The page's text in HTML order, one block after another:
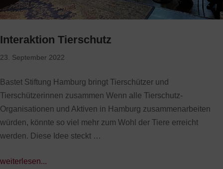
Interaktion Tierschutz
23. September 2022
Bastet Stiftung Hamburg bringt Tierschützer und
Tierschützerinnen zusammen Wenn alle Tierschutz-
Organisationen und Aktiven in Hamburg zusammenarbeiten
würden, könnte so viel mehr zum Wohl der Tiere erreicht
werden. Diese Idee steckt …
weiterlesen...